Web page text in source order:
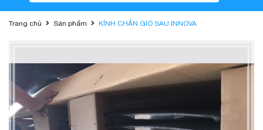
Trang chủ Sản phẩm KÍNH CHẮN GIÓ SAU INNOVA